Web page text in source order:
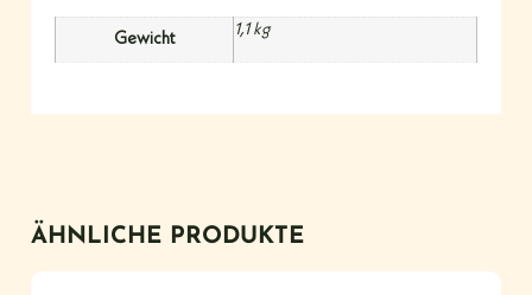
Gewicht
1,1 kg
ÄHNLICHE PRODUKTE